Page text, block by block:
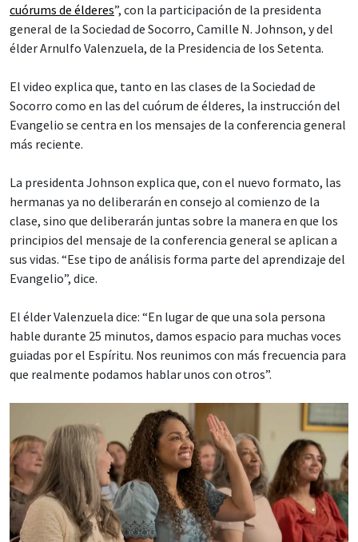
cuórums de élderes”, con la participación de la presidenta
general de la Sociedad de Socorro, Camille N. Johnson, y del
élder Arnulfo Valenzuela, de la Presidencia de los Setenta.
El video explica que, tanto en las clases de la Sociedad de
Socorro como en las del cuórum de élderes, la instrucción del
Evangelio se centra en los mensajes de la conferencia general
más reciente.
La presidenta Johnson explica que, con el nuevo formato, las
hermanas ya no deliberarán en consejo al comienzo de la
clase, sino que deliberarán juntas sobre la manera en que los
principios del mensaje de la conferencia general se aplican a
sus vidas. “Ese tipo de análisis forma parte del aprendizaje del
Evangelio”, dice.
El élder Valenzuela dice: “En lugar de que una sola persona
hable durante 25 minutos, damos espacio para muchas voces
guiadas por el Espíritu. Nos reunimos con más frecuencia para
que realmente podamos hablar unos con otros”.